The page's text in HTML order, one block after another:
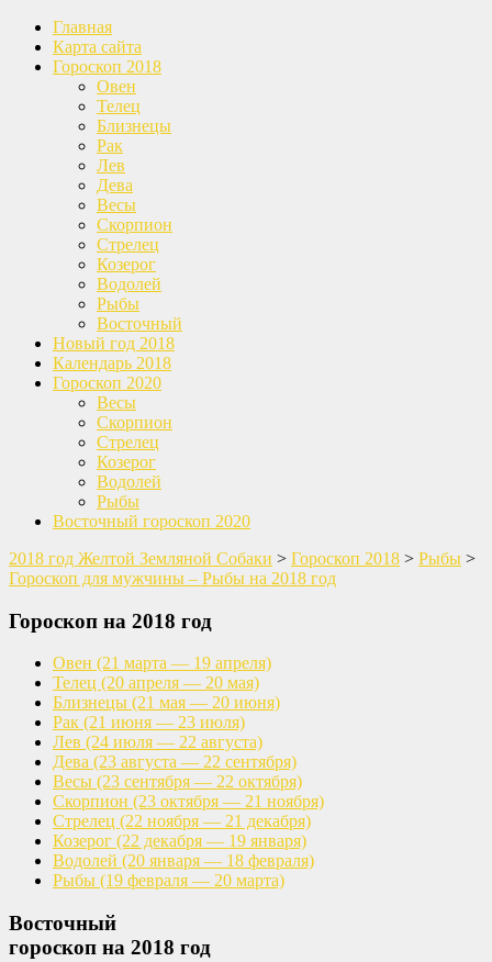
Главная
Карта сайта
Гороскоп 2018
Овен
Телец
Близнецы
Рак
Лев
Дева
Весы
Скорпион
Стрелец
Козерог
Водолей
Рыбы
Восточный
Новый год 2018
Календарь 2018
Гороскоп 2020
Весы
Скорпион
Стрелец
Козерог
Водолей
Рыбы
Восточный гороскоп 2020
2018 год Желтой Земляной Собаки > Гороскоп 2018 > Рыбы >
Гороскоп для мужчины – Рыбы на 2018 год
Гороскоп на 2018 год
Овен (21 марта — 19 апреля)
Телец (20 апреля — 20 мая)
Близнецы (21 мая — 20 июня)
Рак (21 июня — 23 июля)
Лев (24 июля — 22 августа)
Дева (23 августа — 22 сентября)
Весы (23 сентября — 22 октября)
Скорпион (23 октября — 21 ноября)
Стрелец (22 ноября — 21 декабря)
Козерог (22 декабря — 19 января)
Водолей (20 января — 18 февраля)
Рыбы (19 февраля — 20 марта)
Восточный
гороскоп на 2018 год